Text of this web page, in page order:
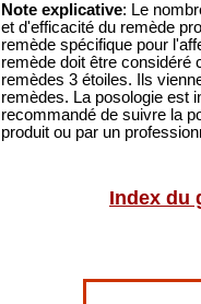
Note explicative: Le
et d'efficacité du remède
remède spécifique pour
remède doit être considéré
remèdes 3 étoiles. Ils
remèdes. La posologie est
recommandé de suivre la
produit ou par un
Index du